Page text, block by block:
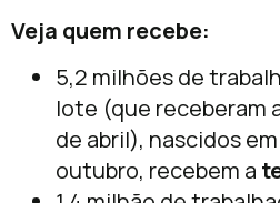
Veja quem recebe:
5,2 milhões de
lote (que receberam
de abril), nascidos
outubro, recebem a